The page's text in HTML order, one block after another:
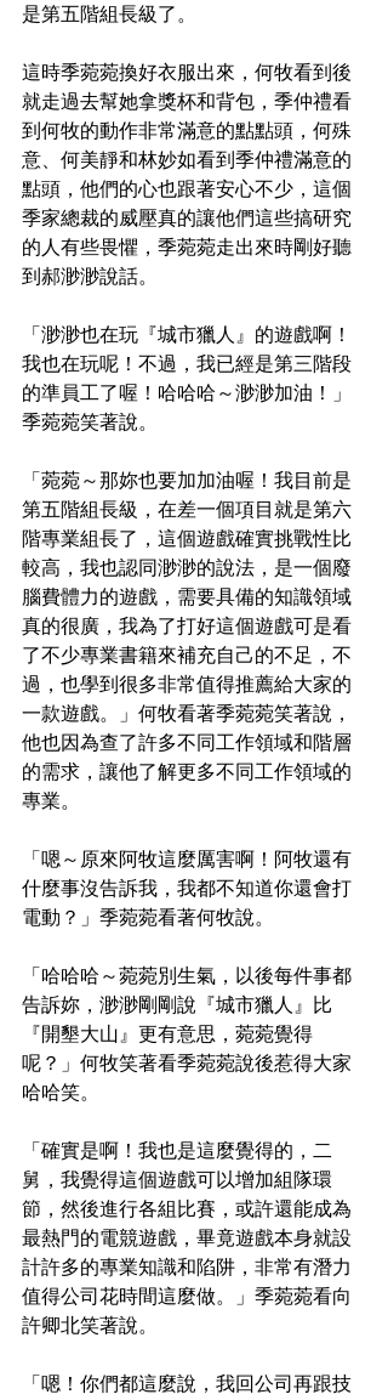
是第五階組長級了。
這時季菀菀換好衣服出來，何牧看到後
就走過去幫她拿獎杯和背包，季仲禮看
到何牧的動作非常滿意的點點頭，何殊
意、何美靜和林妙如看到季仲禮滿意的
點頭，他們的心也跟著安心不少，這個
季家總裁的威壓真的讓他們這些搞研究
的人有些畏懼，季菀菀走出來時剛好聽
到郝渺渺說話。
「渺渺也在玩『城市獵人』的遊戲啊！
我也在玩呢！不過，我已經是第三階段
的準員工了喔！哈哈哈～渺渺加油！」
季菀菀笑著說。
「菀菀～那妳也要加加油喔！我目前是
第五階組長級，在差一個項目就是第六
階專業組長了，這個遊戲確實挑戰性比
較高，我也認同渺渺的說法，是一個廢
腦費體力的遊戲，需要具備的知識領域
真的很廣，我為了打好這個遊戲可是看
了不少專業書籍來補充自己的不足，不
過，也學到很多非常值得推薦給大家的
一款遊戲。」何牧看著季菀菀笑著說，
他也因為查了許多不同工作領域和階層
的需求，讓他了解更多不同工作領域的
專業。
「嗯～原來阿牧這麼厲害啊！阿牧還有
什麼事沒告訴我，我都不知道你還會打
電動？」季菀菀看著何牧說。
「哈哈哈～菀菀別生氣，以後每件事都
告訴妳，渺渺剛剛說『城市獵人』比
『開墾大山』更有意思，菀菀覺得
呢？」何牧笑著看季菀菀說後惹得大家
哈哈笑。
「確實是啊！我也是這麼覺得的，二
舅，我覺得這個遊戲可以增加組隊環
節，然後進行各組比賽，或許還能成為
最熱門的電競遊戲，畢竟遊戲本身就設
計許多的專業知識和陷阱，非常有潛力
值得公司花時間這麼做。」季菀菀看向
許卿北笑著說。
「嗯！你們都這麼說，我回公司再跟技